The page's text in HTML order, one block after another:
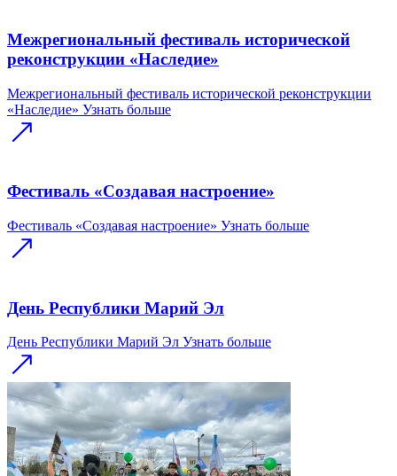
Межрегиональный фестиваль исторической
реконструкции «Наследие»
Межрегиональный фестиваль исторической реконструкции
«Наследие» Узнать больше
Фестиваль «Создавая настроение»
Фестиваль «Создавая настроение» Узнать больше
День Республики Марий Эл
День Республики Марий Эл Узнать больше